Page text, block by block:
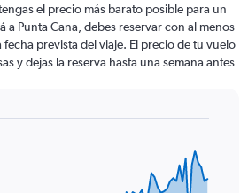
el precio más barato posible para un
a Punta Cana, debes reservar con al menos
prevista del viaje. El precio de tu vuelo
y dejas la reserva hasta una semana antes